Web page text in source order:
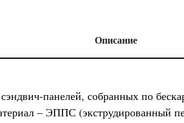
Описание
панелей, собранных по
– ЭППС (экструдированный